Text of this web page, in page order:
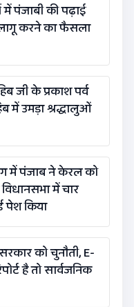
पंजाबी की पढ़ाई
करने का फैसला
जी के प्रकाश पर्व
में उमड़ा श्रद्धालुओं
में पंजाब ने केरल को
विधानसभा में चार
पेश किया
को चुनौती, E-
है तो सार्वजनिक